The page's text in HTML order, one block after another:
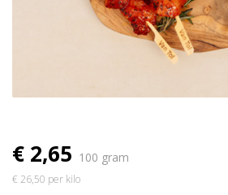
€ 2,65 100 gram
€ 26,50 per kilo